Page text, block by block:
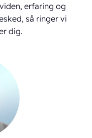
erfaring og
så ringer vi
dig.